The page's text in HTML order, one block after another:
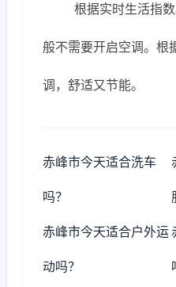
根据实时生活指
般不需要开启空调。根
调，舒适又节能。
赤峰市今天适合洗车
吗？
赤峰市今天适合户外运
动吗？